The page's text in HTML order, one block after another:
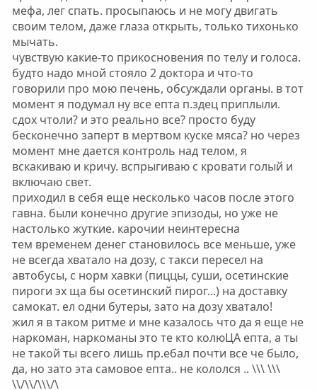
мефа, лег спать. просыпаюсь и не могу двигать
своим телом, даже глаза открыть, только тихонько
мычать.
чувствую какие-то прикосновения по телу и голоса.
будто надо мной стояло 2 доктора и что-то
говорили про мою печень, обсуждали органы. в тот
момент я подумал ну все епта п.здец приплыли.
сдох чтоли? и это реально все? просто буду
бесконечно заперт в мертвом куске мяса? но через
момент мне дается контроль над телом, я
вскакиваю и кричу. вспрыгиваю с кровати голый и
включаю свет.
приходил в себя еще несколько часов после этого
гавна. были конечно другие эпизоды, но уже не
настолько жуткие. карочии неинтересна
тем временем денег становилось все меньше, уже
не всегда хватало на дозу, с такси пересел на
автобусы, с норм хавки (пиццы, суши, осетинские
пироги эх ща бы осетинский пирог...) на доставку
самокат. ел одни бутеры, зато на дозу хватало!
жил я в таком ритме и мне казалось что да я еще не
наркоман, наркоманы это те кто колюЦА епта, а ты
не такой ты всего лишь пр.ебал почти все че было,
да, но зато эта самовое епта.. не кололся .. \\\ \\\
\\/\\/\\\/\